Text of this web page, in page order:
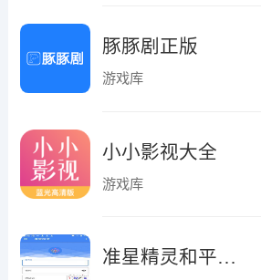
豚豚剧正版
游戏库
小小影视大全
游戏库
准星精灵和平精英版